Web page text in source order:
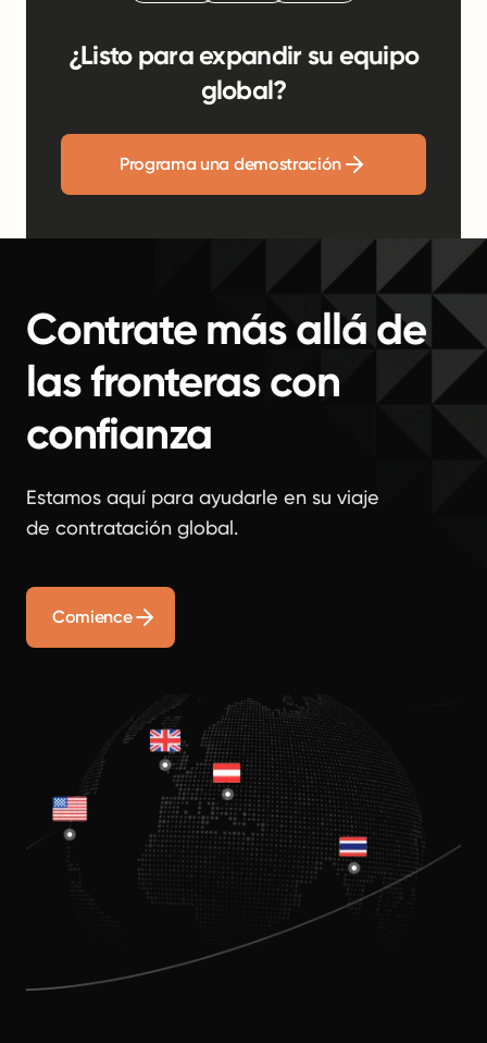
¿Listo para expandir su equipo
global?
Programa una demostración
Contrate más allá de
las fronteras con
confianza
Estamos aquí para ayudarle en su viaje
de contratación global.
Comience